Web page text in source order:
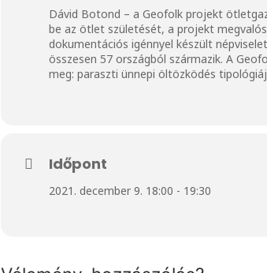
Dávid Botond – a Geofolk projekt
be az ötlet születését, a projekt
dokumentációs igénnyel készült
összesen 57 országból származik. A
meg: paraszti ünnepi öltözködés
Időpont
2021. december 9. 18:00 - 19:30